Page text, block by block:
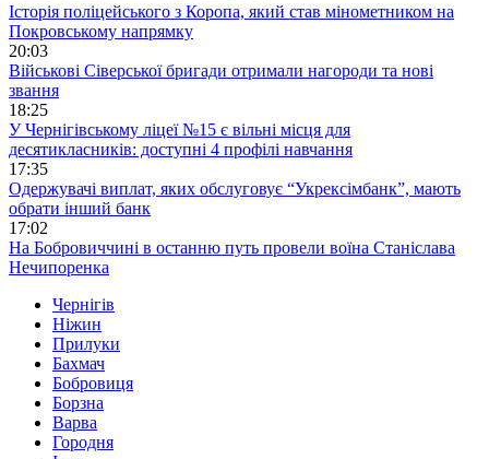
Історія поліцейського з Коропа, який став мінометником на
Покровському напрямку
20:03
Військові Сіверської бригади отримали нагороди та нові
звання
18:25
У Чернігівському ліцеї №15 є вільні місця для
десятикласників: доступні 4 профілі навчання
17:35
Одержувачі виплат, яких обслуговує “Укрексімбанк”, мають
обрати інший банк
17:02
На Бобровиччині в останню путь провели воїна Станіслава
Нечипоренка
Чернігів
Ніжин
Прилуки
Бахмач
Бобровиця
Борзна
Варва
Городня